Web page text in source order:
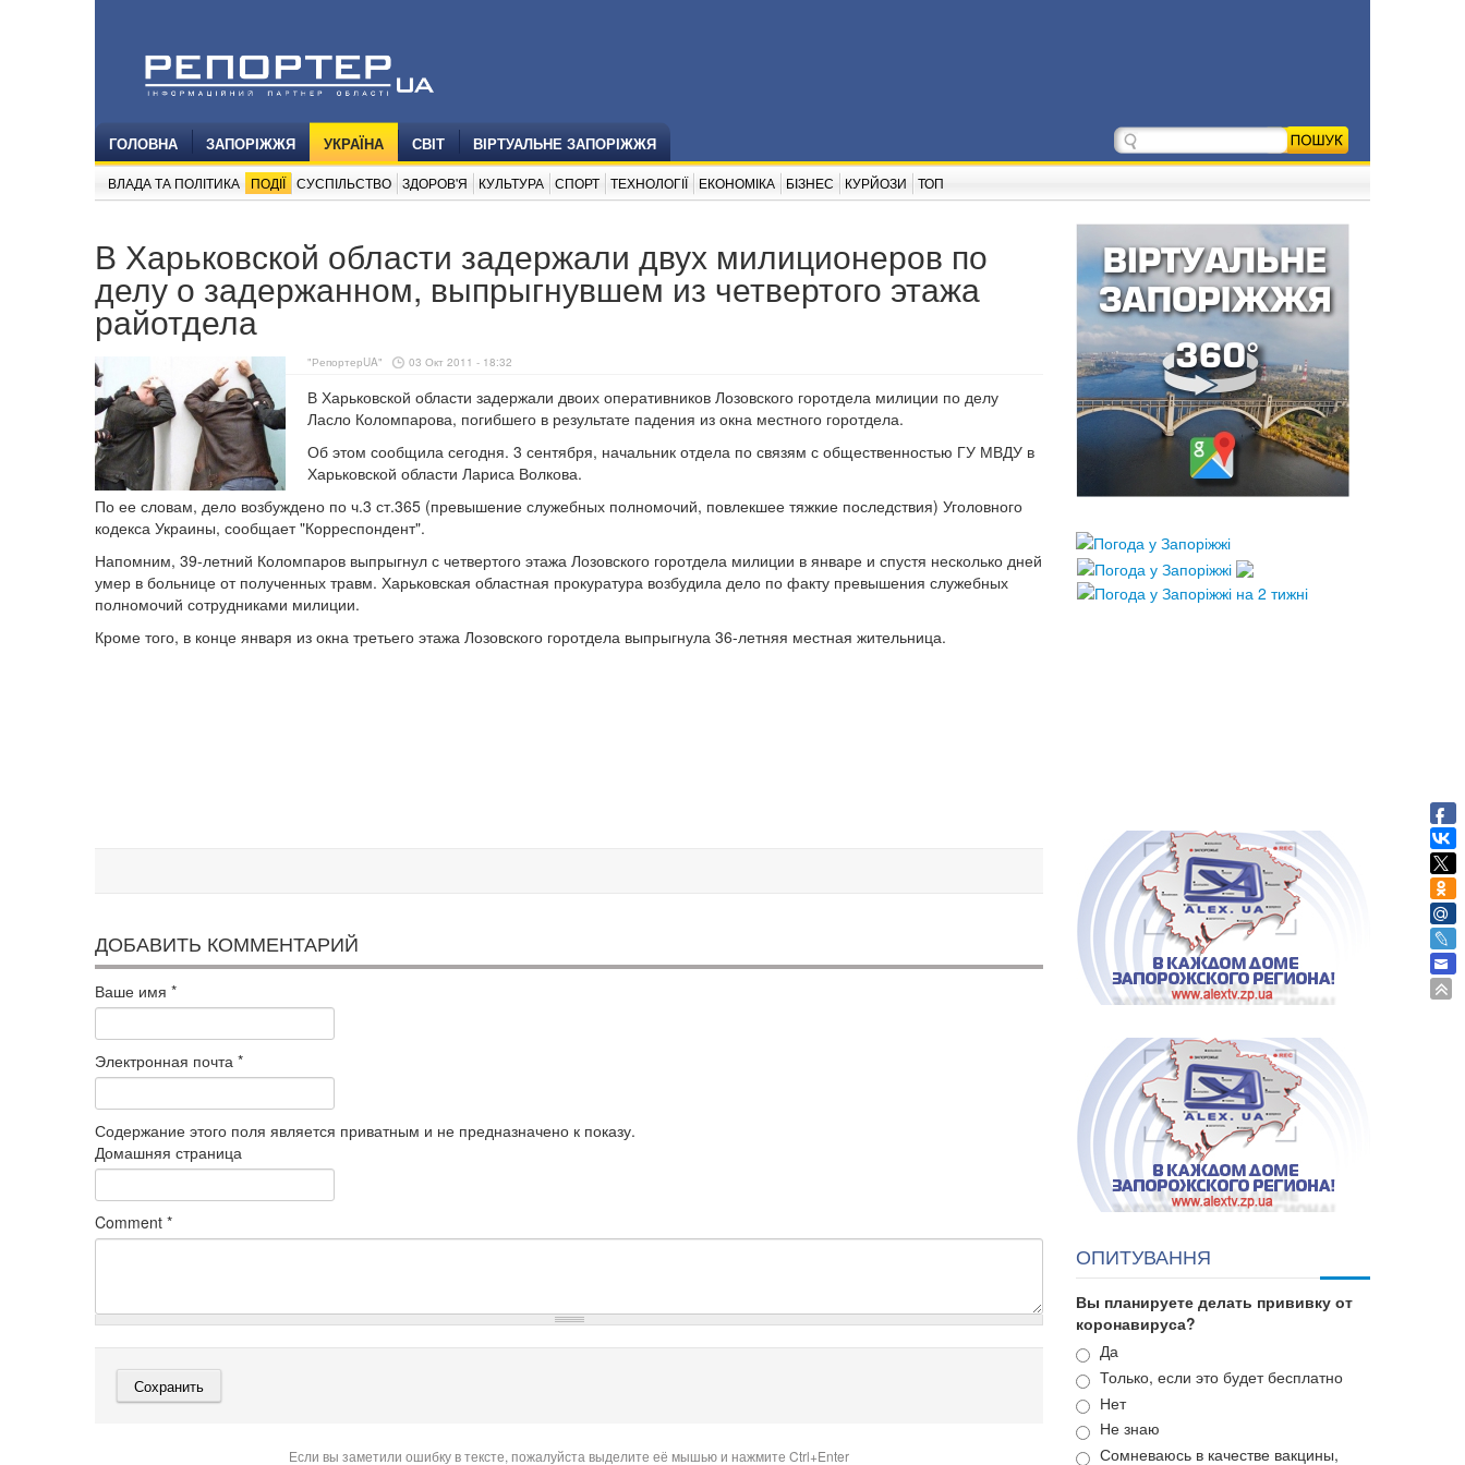
ГОЛОВНА ЗАПОРІЖЖЯ УКРАЇНА СВІТ ВІРТУАЛЬНЕ ЗАПОРІЖЖЯ
ВЛАДА ТА ПОЛІТИКА ПОДІЇ СУСПІЛЬСТВО ЗДОРОВ'Я КУЛЬТУРА СПОРТ ТЕХНОЛОГІЇ ЕКОНОМІКА БІЗНЕС КУРЙОЗИ ТОП
В Харьковской области задержали двух милиционеров по
делу о задержанном, выпрыгнувшем из четвертого этажа
райотдела
"РепортерUA" 03 Окт 2011 - 18:32
В Харьковской области задержали двоих оперативников Лозовского горотдела милиции по делу
Ласло Коломпарова, погибшего в результате падения из окна местного горотдела.
Об этом сообщила сегодня. 3 сентября, начальник отдела по связям с общественностью ГУ МВДУ в
Харьковской области Лариса Волкова.
По ее словам, дело возбуждено по ч.3 ст.365 (превышение служебных полномочий, повлекшее тяжкие последствия) Уголовного
кодекса Украины, сообщает "Корреспондент".
Напомним, 39-летний Коломпаров выпрыгнул с четвертого этажа Лозовского горотдела милиции в январе и спустя несколько дней
умер в больнице от полученных травм. Харьковская областная прокуратура возбудила дело по факту превышения служебных
полномочий сотрудниками милиции.
Кроме того, в конце января из окна третьего этажа Лозовского горотдела выпрыгнула 36-летняя местная жительница.
ДОБАВИТЬ КОММЕНТАРИЙ
Ваше имя *
Электронная почта *
Содержание этого поля является приватным и не предназначено к показу.
Домашняя страница
Comment *
Если вы заметили ошибку в тексте, пожалуйста выделите её мышью и нажмите Ctrl+Enter
ОПИТУВАННЯ
Вы планируете делать прививку от
коронавируса?
Варианты
Да
Только, если это будет бесплатно
Нет
Не знаю
Сомневаюсь в качестве вакцины,